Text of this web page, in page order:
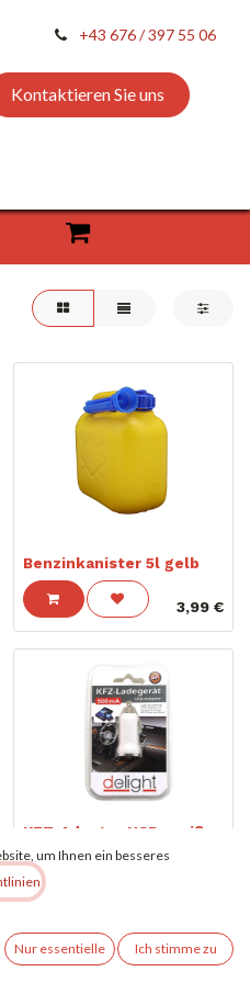
+43 676 / 397 55 06
Kontaktieren Sie uns
Benzinkanister 5l gelb
3,99 €
KFZ-Adapter USB, weiß
um Ihnen ein besseres
Nur essentielle Ich stimme zu